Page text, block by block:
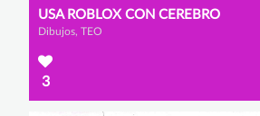
USA ROBLOX CON CEREBRO
Dibujos, TEO
3